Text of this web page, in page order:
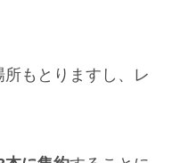
もとりますし、レ